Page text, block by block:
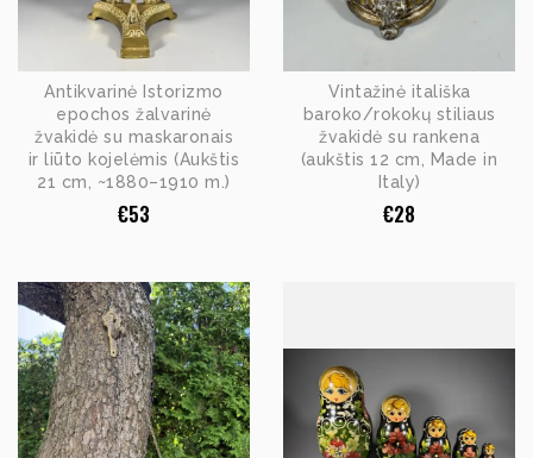
Antikvarinė Istorizmo
epochos žalvarinė
žvakidė su maskaronais
ir liūto kojelėmis (Aukštis
21 cm, ~1880–1910 m.)
€53
Vintažinė itališka
baroko/rokokų stiliaus
žvakidė su rankena
(aukštis 12 cm, Made in
Italy)
€28